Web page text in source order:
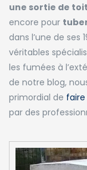
une sortie de toit
encore pour
dans l’une de
véritables
les fumées à
de notre blog,
primordial de
par des